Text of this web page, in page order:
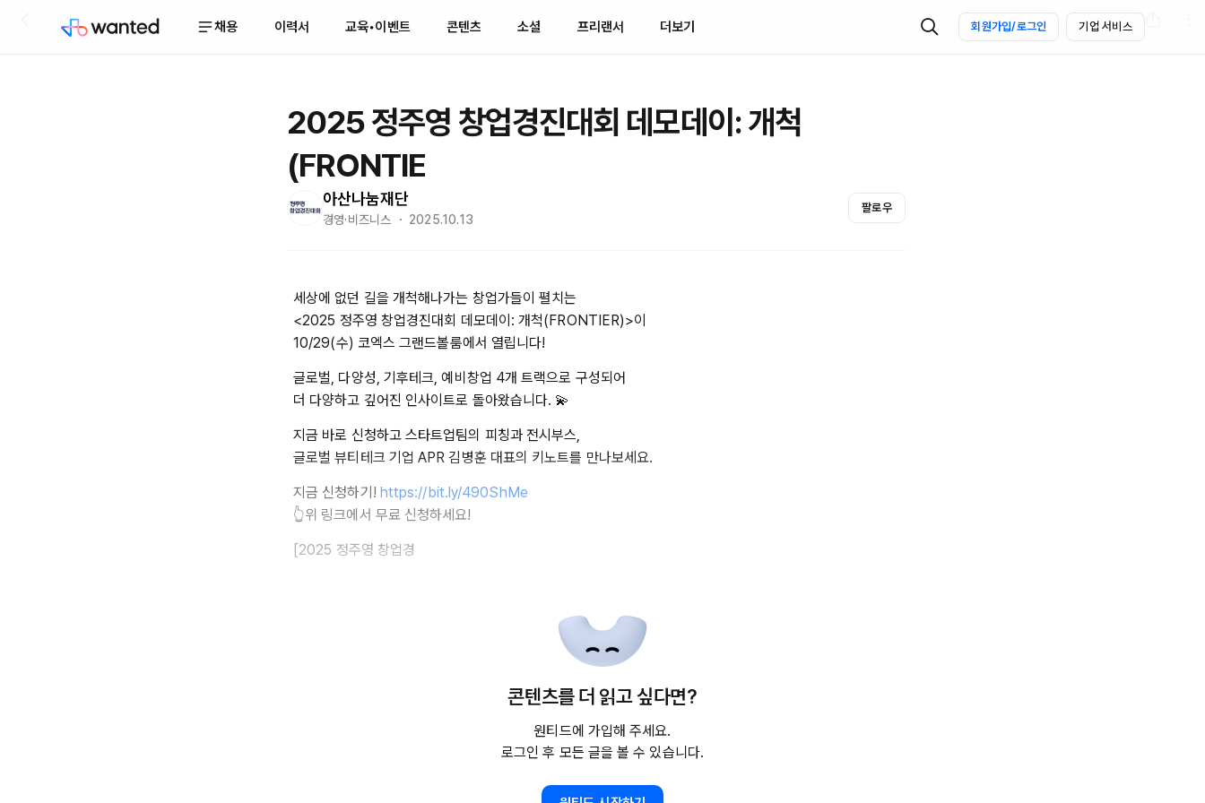
채용 이력서 교육•이벤트 콘텐츠 소셜 프리랜서 더보기 회원가입/로그인 기업 서비스
2025 정주영 창업경진대회 데모데이: 개척
(FRONTIE
아산나눔재단
경영·비즈니스 ・ 2025.10.13
팔로우
세상에 없던 길을 개척해나가는 창업가들이 펼치는
<2025 정주영 창업경진대회 데모데이: 개척(FRONTIER)>이
10/29(수) 코엑스 그랜드볼룸에서 열립니다!
글로벌, 다양성, 기후테크, 예비창업 4개 트랙으로 구성되어
더 다양하고 깊어진 인사이트로 돌아왔습니다. 💫
지금 바로 신청하고 스타트업팀의 피칭과 전시부스,
글로벌 뷰티테크 기업 APR 김병훈 대표의 키노트를 만나보세요.
지금 신청하기! https://bit.ly/490ShMe
👆위 링크에서 무료 신청하세요!
[2025 정주영 창업경
콘텐츠를 더 읽고 싶다면?
원티드에 가입해 주세요.
로그인 후 모든 글을 볼 수 있습니다.